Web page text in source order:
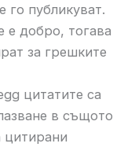
го публикуват.
е добро, тогава
за грешките
цитатите са
в същото
цитирани